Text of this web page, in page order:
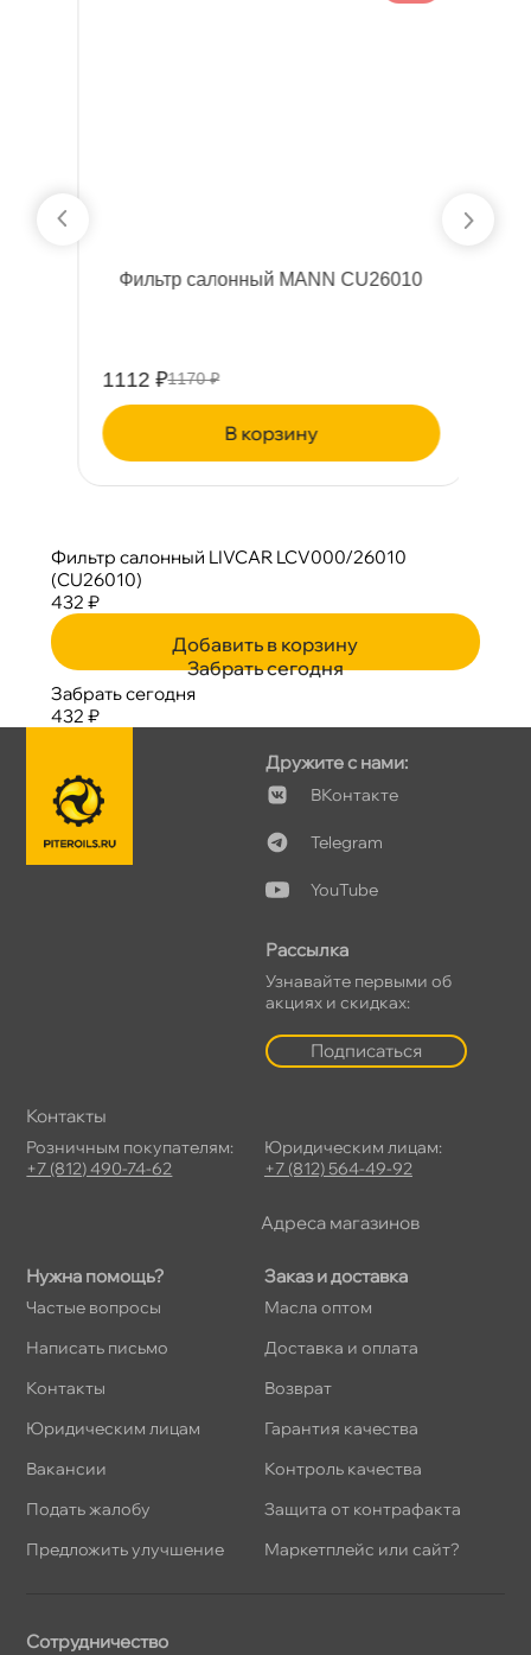
Фильтр салонный MANN CU26010
1112 ₽1170 ₽
корзину
Фильтр салонный LIVCAR LCV000/26010
(CU26010)
432 ₽
Добавить в корзину
Забрать сегодня
Забрать сегодня
432 ₽
Нужна помощь?
Частые вопросы
Написать письмо
Контакты
Юридическим лицам
акансии
Подать жалобу
Предложить улучшение
Заказ и доставка
Масла оптом
Доставка и оплата
озврат
Гарантия качества
Контроль качества
Защита от контрафакта
Маркетплейс или сайт?
Дружите с нами:
Контакте
Telegram
YouTube
Рассылка
Узнавайте первыми о
акциях и скидках:
Подписаться
Сотрудничество
Контакты
Розничным покупателям:
+7 (812) 490-74-62
Юридическим лицам:
+7 (812) 564-49-92
Адреса магазино